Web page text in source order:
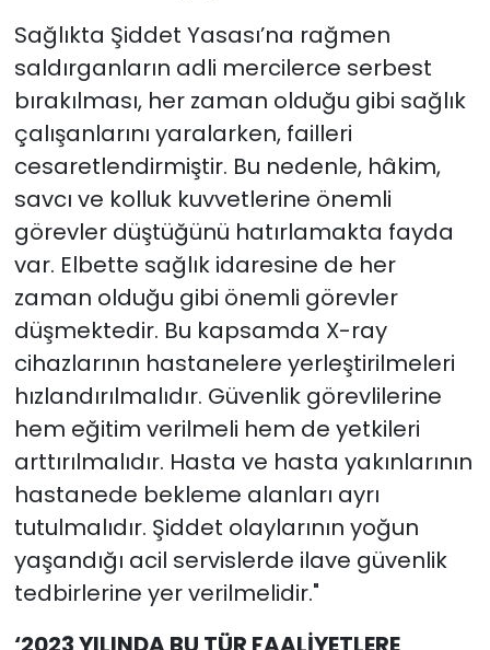
Sağlıkta Şiddet Yasası’na rağmen
saldırganların adli mercilerce serbest
bırakılması, her zaman olduğu gibi sağlık
çalışanlarını yaralarken, failleri
cesaretlendirmiştir. Bu nedenle, hâkim,
savcı ve kolluk kuvvetlerine önemli
görevler düştüğünü hatırlamakta fayda
var. Elbette sağlık idaresine de her
zaman olduğu gibi önemli görevler
düşmektedir. Bu kapsamda X-ray
cihazlarının hastanelere yerleştirilmeleri
hızlandırılmalıdır. Güvenlik görevlilerine
hem eğitim verilmeli hem de yetkileri
arttırılmalıdır. Hasta ve hasta yakınlarının
hastanede bekleme alanları ayrı
tutulmalıdır. Şiddet olaylarının yoğun
yaşandığı acil servislerde ilave güvenlik
tedbirlerine yer verilmelidir."